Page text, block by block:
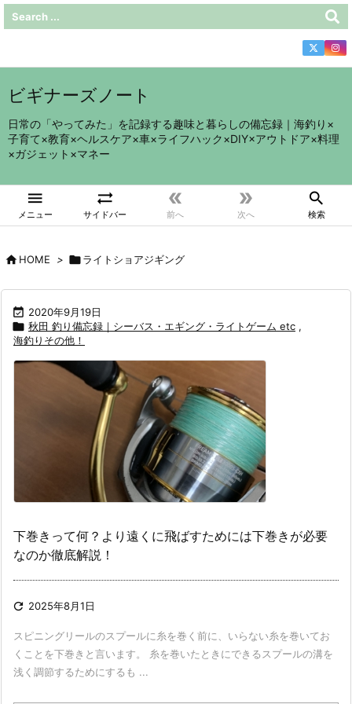
ビギナーズノート
日常の「やってみた」を記録する趣味と暮らしの備忘録｜海釣り×
子育て×教育×ヘルスケア×車×ライフハック×DIY×アウトドア×料理
×ガジェット×マネー

メニュー

サイドバー

前へ

次へ

検索
HOME > ライトショアジギング
 2020年9月19日
 秋田 釣り備忘録｜シーバス・エギング・ライトゲーム etc ,
海釣りその他！
下巻きって何？より遠くに飛ばすためには下巻きが必要
なのか徹底解説！
 2025年8月1日
スピニングリールのスプールに糸を巻く前に、いらない糸を巻いてお
くことを下巻きと言います。 糸を巻いたときにできるスプールの溝を
浅く調節するためにするも ...